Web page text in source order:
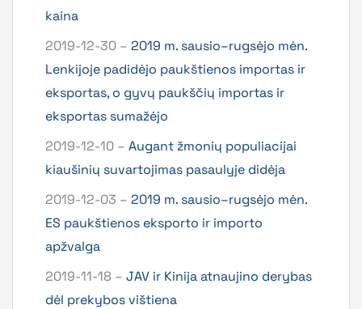
kaina
2019-12-30 – 2019 m. sausio–rugsėjo mėn.
Lenkijoje padidėjo paukštienos importas ir
eksportas, o gyvų paukščių importas ir
eksportas sumažėjo
2019-12-10 – Augant žmonių populiacijai
kiaušinių suvartojimas pasaulyje didėja
2019-12-03 – 2019 m. sausio–rugsėjo mėn.
ES paukštienos eksporto ir importo
apžvalga
2019-11-18 – JAV ir Kinija atnaujino derybas
dėl prekybos vištiena